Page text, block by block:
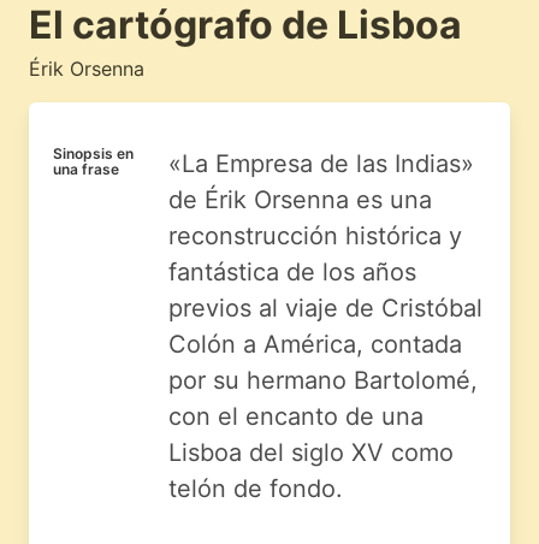
El cartógrafo de Lisboa
Érik Orsenna
Sinopsis en
una frase
«La Empresa de las Indias»
de Érik Orsenna es una
reconstrucción histórica y
fantástica de los años
previos al viaje de Cristóbal
Colón a América, contada
por su hermano Bartolomé,
con el encanto de una
Lisboa del siglo XV como
telón de fondo.